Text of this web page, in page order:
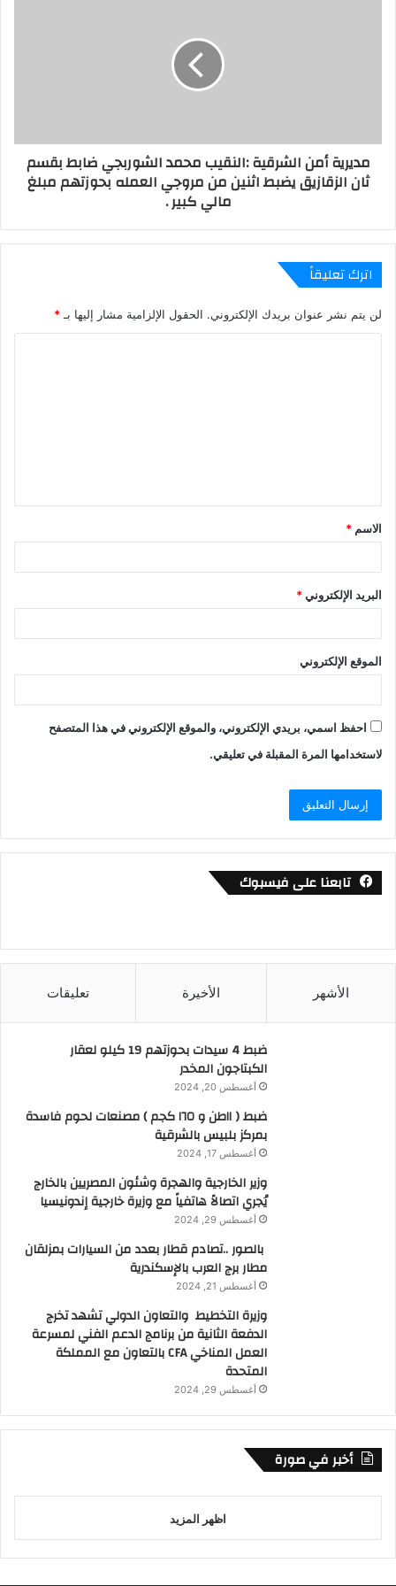
مديرية أمن الشرقية :النقيب محمد الشوربجي ضابط بقسم
ثان الزقازيق يضبط اثنين من مروجي العمله بحوزتهم مبلغ
مالي كبير .
اترك تعليقاً
لن يتم نشر عنوان بريدك الإلكتروني. الحقول الإلزامية مشار إليها بـ *
ق
*
الاسم *
البريد الإلكتروني*
الموقع الإلكتروني
احفظ اسمي، بريدي الإلكتروني، والموقع الإلكتروني في هذا المتصفح
لاستخدامها المرة المقبلة في تعليقي.
تابعنا على فيسبوك
الأشهر الأخيرة تعليقات
ضبط 4 سيدات بحوزتهم 19 كيلو لعقار
الكبتاجون المخدر
أغسطس 20, 2024
ضبط ( ١١طن و ١٦٥ كجم ) مصنعات لحوم فاسدة
بمركز بلبيس بالشرقية
أغسطس 17, 2024
وزير الخارجية والهجرة وشئون المصريين بالخارج
يُجري اتصالاً هاتفياً مع وزيرة خارجية إندونيسيا
أغسطس 29, 2024
بالصور ..تصادم قطار بعدد من السيارات بمزلقان
مطار برج العرب بالإسكندرية
أغسطس 21, 2024
وزيرة التخطيط والتعاون الدولي تشهد تخرج
الدفعة الثانية من برنامج الدعم الفني لمسرعة
العمل المناخي CFA بالتعاون مع المملكة
المتحدة
أغسطس 29, 2024
أخبر في صورة
اظهر المزيد